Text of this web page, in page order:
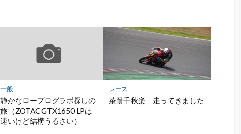
マ
ー
ク
に
保
一般
静かなロープログラボ探しの
旅（ZOTAC GTX1650 LPは
速いけど結構うるさい）
レース
茶耐千秋楽 走ってきました